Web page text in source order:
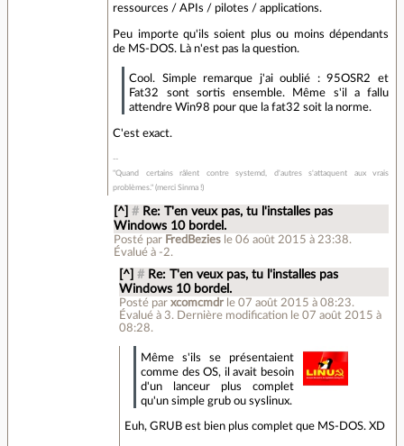
ressources / APIs / pilotes / applications.
Peu importe qu'ils soient plus ou moins dépendants
de MS-DOS. Là n'est pas la question.
Cool. Simple remarque j'ai oublié : 95OSR2 et
Fat32 sont sortis ensemble. Même s'il a fallu
attendre Win98 pour que la fat32 soit la norme.
C'est exact.
"Quand certains râlent contre systemd, d'autres s'attaquent aux vrais
problèmes." (merci Sinma !)
[^] # Re: T'en veux pas, tu l'installes pas
Windows 10 bordel.
Posté par FredBezies le 06 août 2015 à 23:38.
Évalué à -2.
[^] # Re: T'en veux pas, tu l'installes pas
Windows 10 bordel.
Posté parxcomcmdr le 07 août 2015 à 08:23.
Évalué à 3. Dernière modification le 07 août 2015 à
08:28.
Même s'ils se présentaient
comme des OS, il avait besoin
d'un lanceur plus complet
qu'un simple grub ou syslinux.
Euh, GRUB est bien plus complet que MS-DOS. XD